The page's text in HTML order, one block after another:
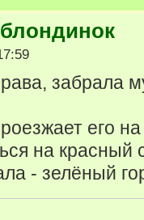
забрала
его
на красный
- зелёный